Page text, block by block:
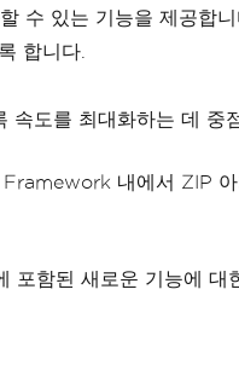
수 있는 기능을 제공합니
합니다.
도를 최대화하는 데 중
내에서 ZIP
함된 새로운 기능에